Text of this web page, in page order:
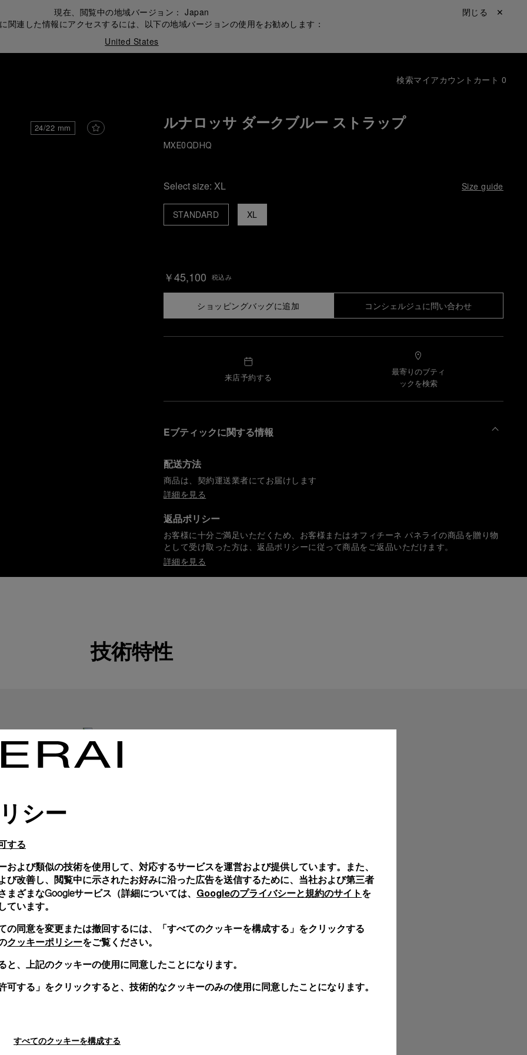
現在、閲覧中の地域バージョン：Japan
関連した情報にアクセスするには、以下の地域バージョンの使用をお勧めします：
United States
閉じる ✕
検索マイアカウント カート 0
24/22 mm ルナロッサ ダークブルー ストラップ
MXE0QDHQ
Select size: XL Size guide
XL
STANDARD
￥45,100 税込み
ショッピングバッグに追加 コンシェルジュに問い合わせ
来店予約する
最寄りのブティ
ックを検索
Eブティックに関する情報
配送方法
商品は、契約運送業者にてお届けします
詳細を見る
返品ポリシー
お客様に十分ご満足いただくため、お客様またはオフィチーネ パネライの商品を贈り物
として受け取った方は、返品ポリシーに従って商品をご返品いただけます。
詳細を見る
ギフト包装
技術特性
シー
する
および類似の技術を使用して、対応するサービスを運営および提供しています。また、
び改善し、閲覧中に示されたお好みに沿った広告を送信するために、当社および第三者
ざまなGoogleサービス（詳細については、 Googleのプライバシーと規約のサイト を
ています。
の同意を変更または撤回するには、「すべてのクッキーを構成する」をクリックする
クッキーポリシーをご覧ください。
と、上記のクッキーの使用に同意したことになります。
可する」をクリックすると、技術的なクッキーのみの使用に同意したことになります。
すべてのクッキーを構成する